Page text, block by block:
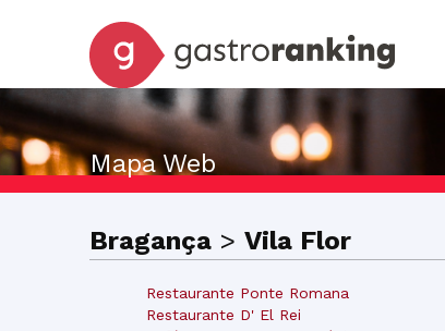
Mapa Web
Bragança > Vila Flor
Restaurante Ponte Romana
Restaurante D' El Rei